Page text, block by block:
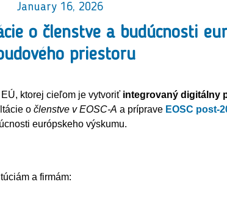
January 16, 2026
o členstve a budúcnosti
priestoru
ktorej cieľom je vytvoriť integrovaný digitálny
o členstve v EOSC-A a príprave EOSC post-
európskeho výskumu.
a firmám: